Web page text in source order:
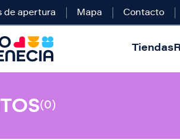
de apertura Mapa Contacto
Tiendas
(0)